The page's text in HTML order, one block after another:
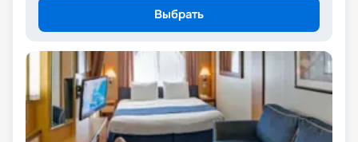
Выбрать